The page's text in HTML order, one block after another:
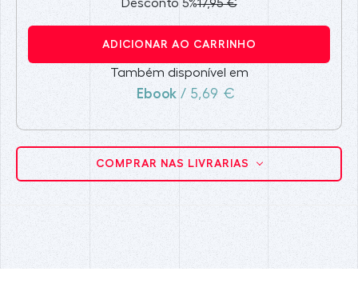
Desconto 5%17,95 €
ADICIONAR AO CARRINHO
Também disponível em
Ebook / 5,69 €
COMPRAR NAS LIVRARIAS